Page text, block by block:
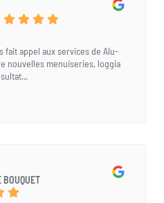
fait appel aux services de Alu-
nouvelles menuiseries, loggia
BOUQUET